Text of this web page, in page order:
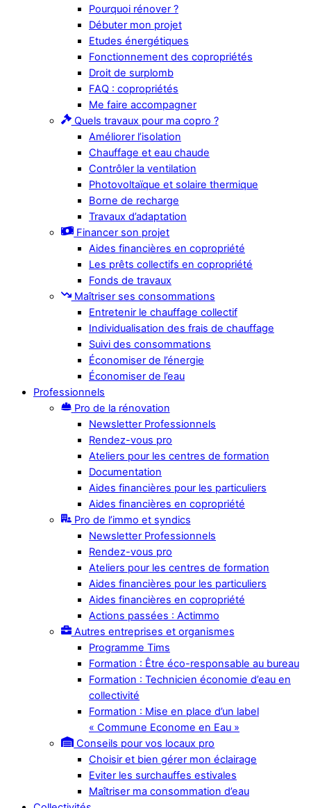
Pourquoi rénover ?
Débuter mon projet
Etudes énergétiques
Fonctionnement des copropriétés
Droit de surplomb
FAQ : copropriétés
Me faire accompagner
Quels travaux pour ma copro ?
Améliorer l’isolation
Chauffage et eau chaude
Contrôler la ventilation
Photovoltaïque et solaire thermique
Borne de recharge
Travaux d’adaptation
Financer son projet
Aides financières en copropriété
Les prêts collectifs en copropriété
Fonds de travaux
Maîtriser ses consommations
Entretenir le chauffage collectif
Individualisation des frais de chauffage
Suivi des consommations
Économiser de l’énergie
Économiser de l’eau
Professionnels
Pro de la rénovation
Newsletter Professionnels
Rendez-vous pro
Ateliers pour les centres de formation
Documentation
Aides financières pour les particuliers
Aides financières en copropriété
Pro de l’immo et syndics
Newsletter Professionnels
Rendez-vous pro
Ateliers pour les centres de formation
Aides financières pour les particuliers
Aides financières en copropriété
Actions passées : Actimmo
Autres entreprises et organismes
Programme Tims
Formation : Être éco-responsable au bureau
Formation : Technicien économie d’eau en
collectivité
Formation : Mise en place d’un label
« Commune Econome en Eau »
Conseils pour vos locaux pro
Choisir et bien gérer mon éclairage
Eviter les surchauffes estivales
Maîtriser ma consommation d’eau